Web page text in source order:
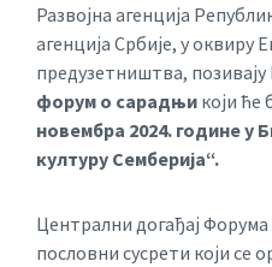
Развојна агенција
агенција Србије, у оквиру
предузетништва, позивају
форум о сарадњи који
новембра 2024. године у
културу Семберија“.
Централни догађај
пословни сусрети који се